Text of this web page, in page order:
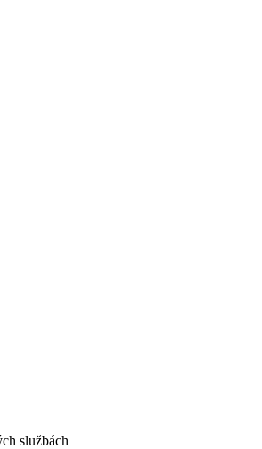
službách